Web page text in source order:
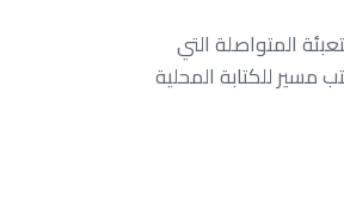
المتواصلة التي
مسير للكتابة المحلية